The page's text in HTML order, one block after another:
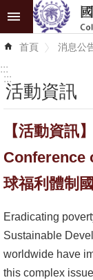
跳到主要內容區塊
進
階
識
學
術
單
位
首頁 消息公
:::
:::
活動資訊
【活動資訊
Conference
球福利體制
Eradicating
Sustainable
worldwide have
this complex